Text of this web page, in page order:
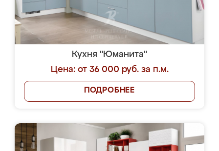
Кухня "Юманита"
Цена: от 36 000 руб. за п.м.
ПОДРОБНЕЕ